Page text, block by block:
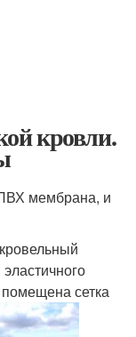
кровли.
мембрана, и
сетка